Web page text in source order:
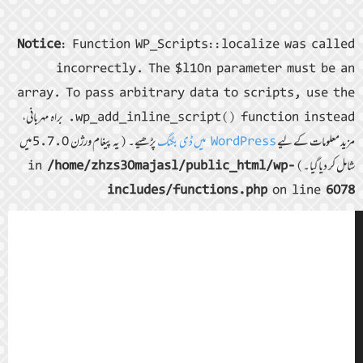
Notice: Function WP_Scripts::localize was called
incorrectly. The $l10n parameter must be an
array. To pass arbitrary data to scripts, use the
wp_add_inline_script() function instead. براہ مہربانی،
مزید معلومات کے لیےWordPress میں ڈی بگنگ
پڑھیے۔ (یہ پیغام ورژن 5.7.0 میں
شامل کر دیا گیا۔) in/home/zhzs30majasl/public_html/wp-
includes/functions.php on line 6078